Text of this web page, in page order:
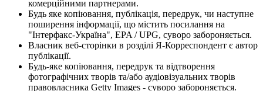
комерційними партнерами.
Будь яке копіювання, публікація, передрук, чи наступне
поширення інформації, що містить посилання на
"Інтерфакс-Україна", EPA / UPG, суворо забороняється.
Власник веб-сторінки в розділі Я-Корреспондент є автор
публікації.
Будь-яке копіювання, передрук та відтворення
фотографічних творів та/або аудіовізуальних творів
правовласника Getty Images - суворо забороняється.